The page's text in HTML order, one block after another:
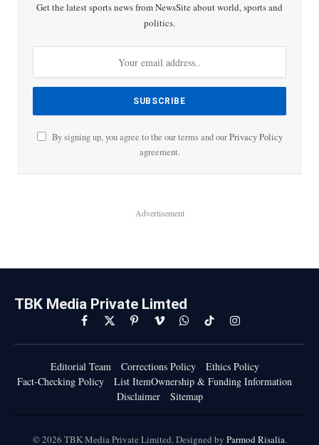
Get the latest sports news from NewsSite about world, sports and
politics.
By signing up, you agree to the our terms and ourPrivacy Policy
agreement.
Advertisement
TBK Media Private Limted
Facebook
X
(Twitter)
PinterestVimeoWhatsAppTikTokInstagram
Editorial Team Corrections Policy
Ethics Policy
Fact-Checking Policy
List ItemOwnership & Funding Information
Disclaimer
Sitemap
© 2026 TBK Media Private Limited. Designed by Parmod Risalia.